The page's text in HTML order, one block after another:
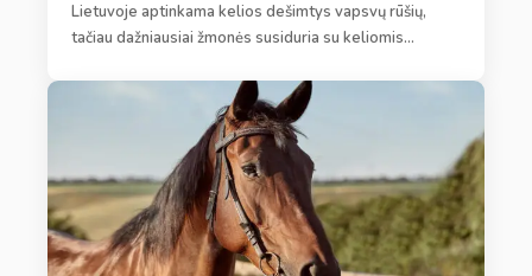
Lietuvoje aptinkama kelios dešimtys vapsvų rūšių,
tačiau dažniausiai žmonės susiduria su keliomis…